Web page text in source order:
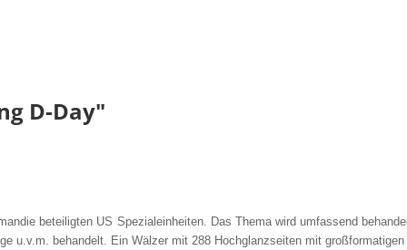
D-Day"
beteiligten US Spezialeinheiten. Das Thema wird umfassend
u.v.m. behandelt. Ein Wälzer mit 288 Hochglanzseiten mit